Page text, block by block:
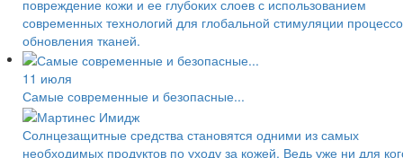
повреждение кожи и ее глубоких слоев с использованием
современных технологий для глобальной стимуляции
обновления тканей.
11 июля
Самые современные и безопасные...
Солнцезащитные средства становятся одними из самых
необходимых продуктов по уходу за кожей. Ведь уже ни для